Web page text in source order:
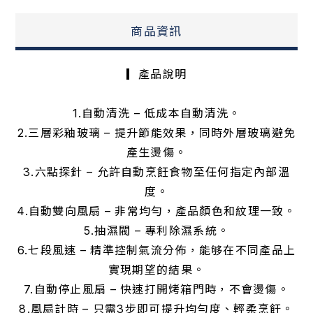
商品資訊
▎產品說明
1.自動清洗 – 低成本自動清洗。
2.三層彩釉玻璃 – 提升節能效果，同時外層玻璃避免
產生燙傷。
3.六點探針 – 允許自動烹飪食物至任何指定內部溫
度。
4.自動雙向風扇 – 非常均勻，產品顏色和紋理一致。
5.抽濕閥 – 專利除濕系統。
6.七段風速 – 精準控制氣流分佈，能够在不同產品上
實現期望的結果。
7.自動停止風扇 – 快速打開烤箱門時，不會燙傷。
8.風扇計時 – 只需3步即可提升均勻度、輕柔烹飪。